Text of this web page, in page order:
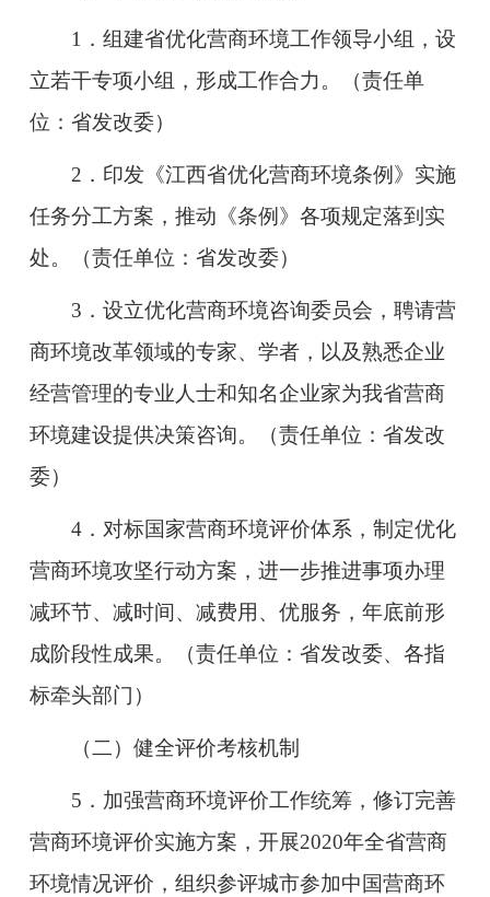
1．组建省优化营商环境工作领导小组，设
立若干专项小组，形成工作合力。（责任单
位：省发改委）
2．印发《江西省优化营商环境条例》实施
任务分工方案，推动《条例》各项规定落到实
处。（责任单位：省发改委）
3．设立优化营商环境咨询委员会，聘请营
商环境改革领域的专家、学者，以及熟悉企业
经营管理的专业人士和知名企业家为我省营商
环境建设提供决策咨询。（责任单位：省发改
委）
4．对标国家营商环境评价体系，制定优化
营商环境攻坚行动方案，进一步推进事项办理
减环节、减时间、减费用、优服务，年底前形
成阶段性成果。（责任单位：省发改委、各指
标牵头部门）
（二）健全评价考核机制
5．加强营商环境评价工作统筹，修订完善
营商环境评价实施方案，开展2020年全省营商
环境情况评价，组织参评城市参加中国营商环